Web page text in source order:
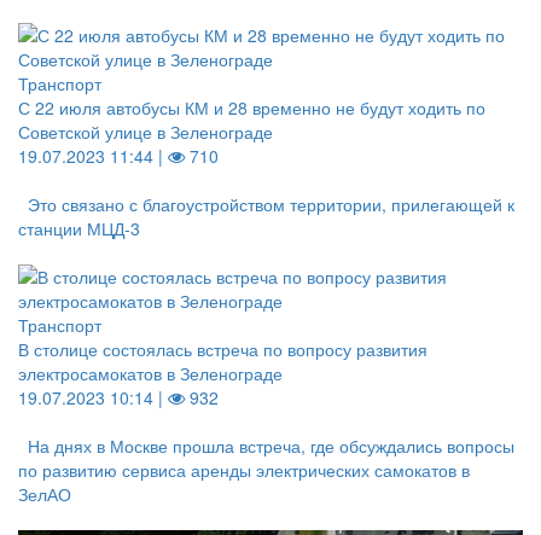
Транспорт
С 22 июля автобусы КМ и 28 временно не будут ходить по
Советской улице в Зеленограде
19.07.2023 11:44 |
710
Это связано с благоустройством территории, прилегающей к
станции МЦД-3
Транспорт
В столице состоялась встреча по вопросу развития
электросамокатов в Зеленограде
19.07.2023 10:14 |
932
На днях в Москве прошла встреча, где обсуждались вопросы
по развитию сервиса аренды электрических самокатов в
ЗелАО